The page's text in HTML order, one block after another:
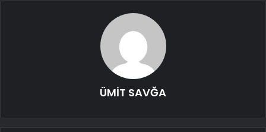
ÜMİT SAVĞA